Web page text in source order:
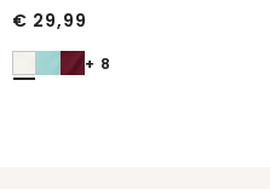
€ 29,99
+ 8